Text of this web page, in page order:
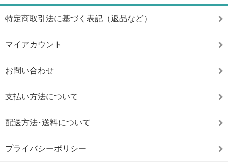
特定商取引法に基づく表記（返品など）
マイアカウント
お問い合わせ
支払い方法について
配送方法･送料について
プライバシーポリシー